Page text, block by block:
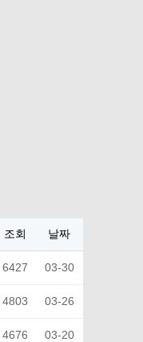
조회 날짜
6427 03-30
4803 03-26
4676 03-20